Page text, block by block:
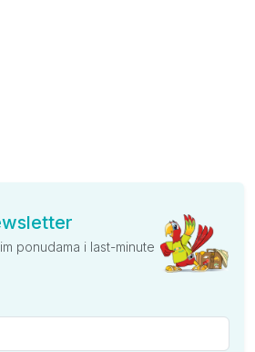
ponudama i last-minute